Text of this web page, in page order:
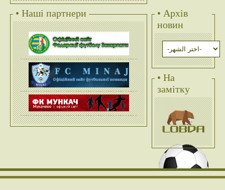
• Наші партнери
• Архів
новин
• На
замітку